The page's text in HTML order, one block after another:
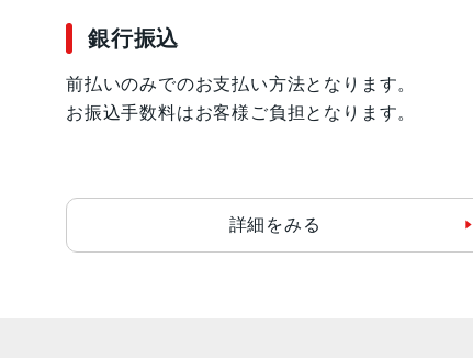
銀行振込
前払いのみでのお支払い方法となります。
お振込手数料はお客様ご負担となります。
詳細をみる